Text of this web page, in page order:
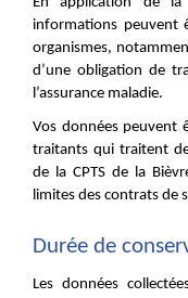
informations peuvent
organismes,
d’une obligation de
l’assurance maladie.
Vos données peuvent
traitants qui traitent
de la CPTS de la
limites des contrats de
Durée de
Les données